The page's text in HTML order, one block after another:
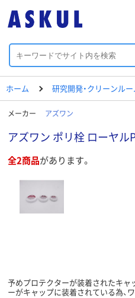
ホーム 研究開発・クリーンル
メーカー アズワン
アズワン ポリ栓 ローヤル
全2商品があります。
予めプロテクターが装着されたキャ
ーがキャップに装着されている為、